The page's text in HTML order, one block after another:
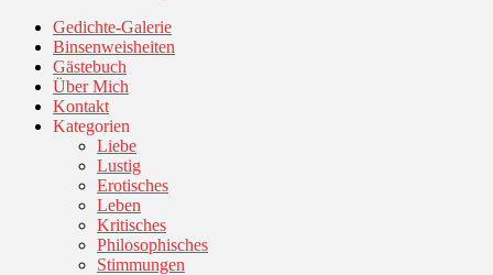
Gedichte-Galerie
Binsenweisheiten
Gästebuch
Über Mich
Kontakt
Kategorien
Liebe
Lustig
Erotisches
Leben
Kritisches
Philosophisches
Stimmungen